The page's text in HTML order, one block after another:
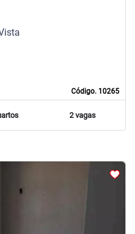
Código. 10265
2 vagas